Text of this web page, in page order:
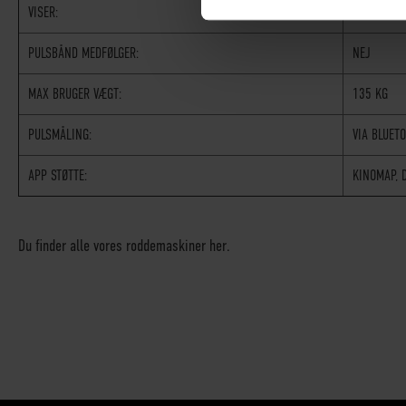
VISER:
PULSBÅND MEDFØLGER: NEJ
MAX BRUGER VÆGT: 135 KG
PULSMÅLING: VIA
APP STØTTE: KINOMAP,
Du finder alle vores roddemaskiner her.